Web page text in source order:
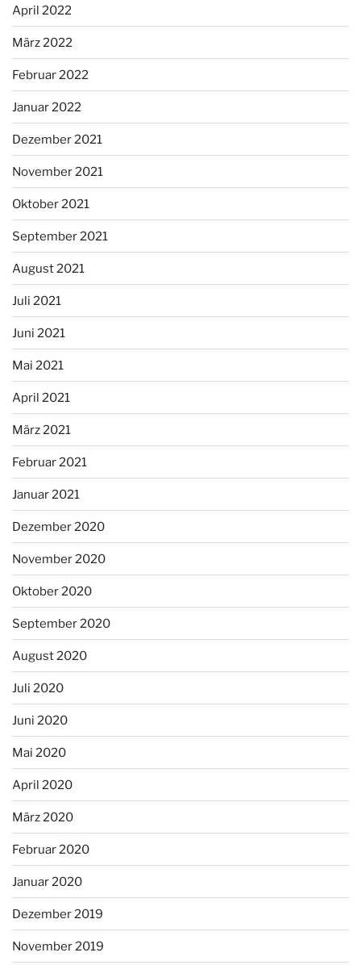
April 2022
März 2022
Februar 2022
Januar 2022
Dezember 2021
November 2021
Oktober 2021
September 2021
August 2021
Juli 2021
Juni 2021
Mai 2021
April 2021
März 2021
Februar 2021
Januar 2021
Dezember 2020
November 2020
Oktober 2020
September 2020
August 2020
Juli 2020
Juni 2020
Mai 2020
April 2020
März 2020
Februar 2020
Januar 2020
Dezember 2019
November 2019